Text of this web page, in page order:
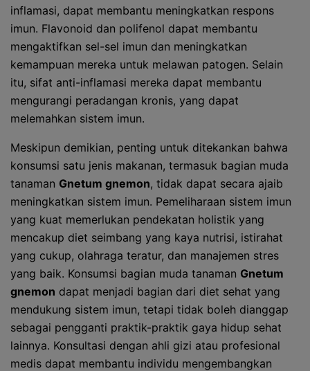
inflamasi, dapat membantu meningkatkan respons
imun. Flavonoid dan polifenol dapat membantu
mengaktifkan sel-sel imun dan meningkatkan
kemampuan mereka untuk melawan patogen. Selain
itu, sifat anti-inflamasi mereka dapat membantu
mengurangi peradangan kronis, yang dapat
melemahkan sistem imun.
Meskipun demikian, penting untuk ditekankan bahwa
konsumsi satu jenis makanan, termasuk bagian muda
tanaman Gnetum gnemon, tidak dapat secara ajaib
meningkatkan sistem imun. Pemeliharaan sistem imun
yang kuat memerlukan pendekatan holistik yang
mencakup diet seimbang yang kaya nutrisi, istirahat
yang cukup, olahraga teratur, dan manajemen stres
yang baik. Konsumsi bagian muda tanaman Gnetum
gnemon dapat menjadi bagian dari diet sehat yang
mendukung sistem imun, tetapi tidak boleh dianggap
sebagai pengganti praktik-praktik gaya hidup sehat
lainnya. Konsultasi dengan ahli gizi atau profesional
medis dapat membantu individu mengembangkan